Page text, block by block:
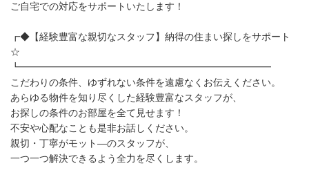
ご自宅での対応をサポートいたします！
┏◆【経験豊富な親切なスタッフ】納得の住まい探しをサポート
☆
┗━━━━━━━━━━━━━━━━━━━━━━━━━━
こだわりの条件、ゆずれない条件を遠慮なくお伝えください。
あらゆる物件を知り尽くした経験豊富なスタッフが、
お探しの条件のお部屋を全て見せます！
不安や心配なことも是非お話しください。
親切・丁寧がモット—のスタッフが、
一つ一つ解決できるよう全力を尽くします。